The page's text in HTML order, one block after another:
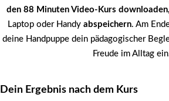
den 88 Minuten Video-Kurs downloaden,
Laptop oder Handyabspeichern. Am
deine Handpuppe dein pädagogischer
Freude im Alltag
Dein Ergebnis nach dem Kurs